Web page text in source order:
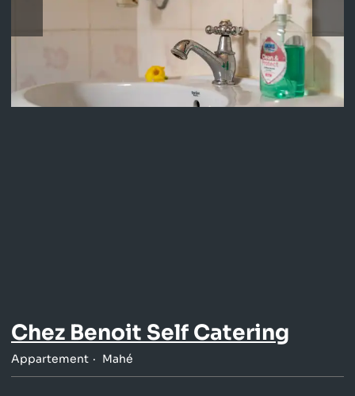
Chez Benoit Self Catering
Appartement Mahé